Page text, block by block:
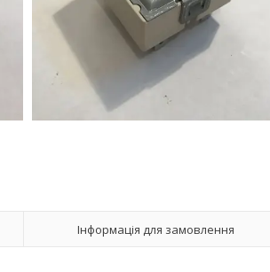
Інформація для замовлення